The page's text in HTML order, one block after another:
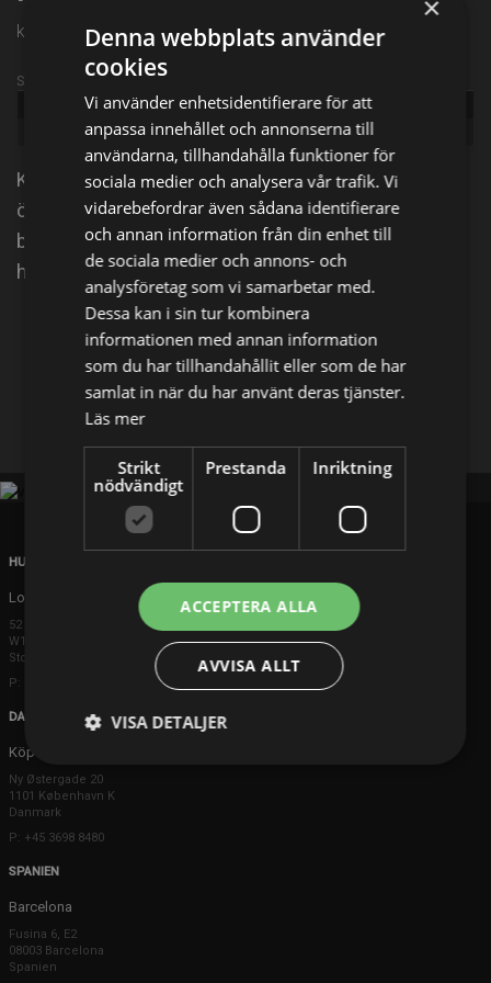
kl. 21:00 på TV3
Sändningsinformation
Publicerad: 2014
Action
Katniss Everdeen, flickan det slår gnistor om, har
överlevt. Hon har skilts från några av sina närmaste
bundsförvanter och är nu orolig för deras säkerhet i
huvudstaden.
E-postadress
HUVUDKONTOR
London
52 Brook Street
W1K 5DS London
Storbritannien
P: +44 203 608 8181
DANMARK
Köpenhamn
Ny Østergade 20
1101 København K
Danmark
P: +45 3698 8480
SPANIEN
Barcelona
Fusina 6, E2
08003 Barcelona
Spanien
×
Denna webbplats använder
cookies
Vi använder enhetsidentifierare för att
anpassa innehållet och annonserna till
användarna, tillhandahålla funktioner för
sociala medier och analysera vår trafik. Vi
vidarebefordrar även sådana identifierare
och annan information från din enhet till
de sociala medier och annons- och
analysföretag som vi samarbetar med.
Dessa kan i sin tur kombinera
informationen med annan information
som du har tillhandahållit eller som de har
samlat in när du har använt deras tjänster.
Läs mer
Strikt
nödvändigt
Prestanda Inriktning
ACCEPTERA ALLA
AVVISA ALLT
VISA DETALJER